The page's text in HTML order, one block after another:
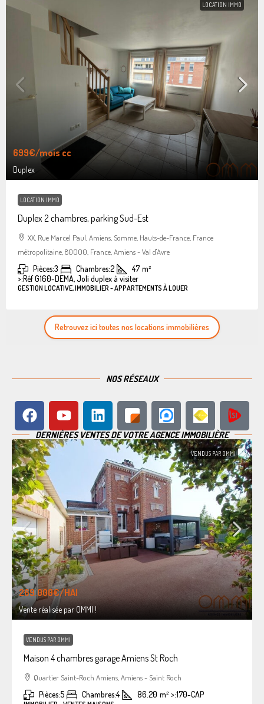
LOCATION IMMO
699€/mois cc
Duplex
LOCATION IMMO
Duplex 2 chambres, parking Sud-Est
XX, Rue Marcel Paul, Amiens, Somme, Hauts-de-France, France
métropolitaine, 80000, France, Amiens - Val d'Avre
Pièces:3 Chambres:2 47 m²
>:Réf G160-DEMA, Joli duplex à visiter
GESTION LOCATIVE, IMMOBILIER - APPARTEMENTS À LOUER
Retrouvez ici toutes nos locations immobilières
NOS RÉSEAUX
DERNIÈRES VENTES DE VOTRE AGENCE IMMOBILIÈRE
VENDUS PAR OMMI
269.000€/HAI
Vente réalisée par OMMI !
VENDUS PAR OMMI
Maison 4 chambres garage Amiens St Roch
Quartier Saint-Roch Amiens, Amiens - Saint Roch
Pièces:5 Chambres:4 86.20 m² >:170-CAP